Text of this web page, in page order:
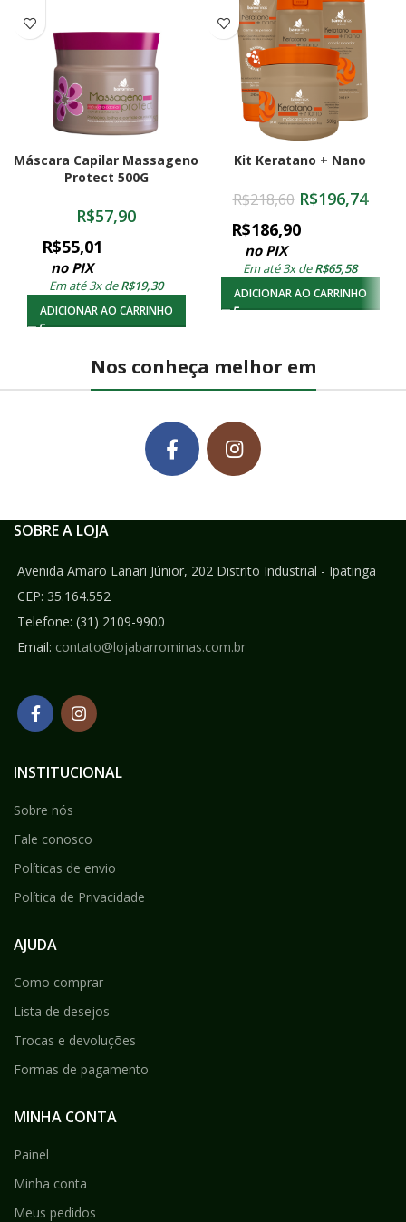
Máscara Capilar Massageno
Protect 500G
R$57,90
R$55,01
no PIX
Em até 3x deR$19,30
ADICIONAR AO CARRINHO
Kit Keratano + Nano
R$218,60 R$196,74
R$186,90
no PIX
Em até 3x deR$65,58
ADICIONAR AO CARRINHO
Nos conheça melhor em
SOBRE A LOJA
Avenida Amaro Lanari Júnior, 202 Distrito Industrial - Ipatinga
CEP: 35.164.552
Telefone: (31) 2109-9900
Email: contato@lojabarrominas.com.br
INSTITUCIONAL
Sobre nós
Fale conosco
Políticas de envio
Política de Privacidade
AJUDA
Como comprar
Lista de desejos
Trocas e devoluções
Formas de pagamento
MINHA CONTA
Painel
Minha conta
Meus pedidos